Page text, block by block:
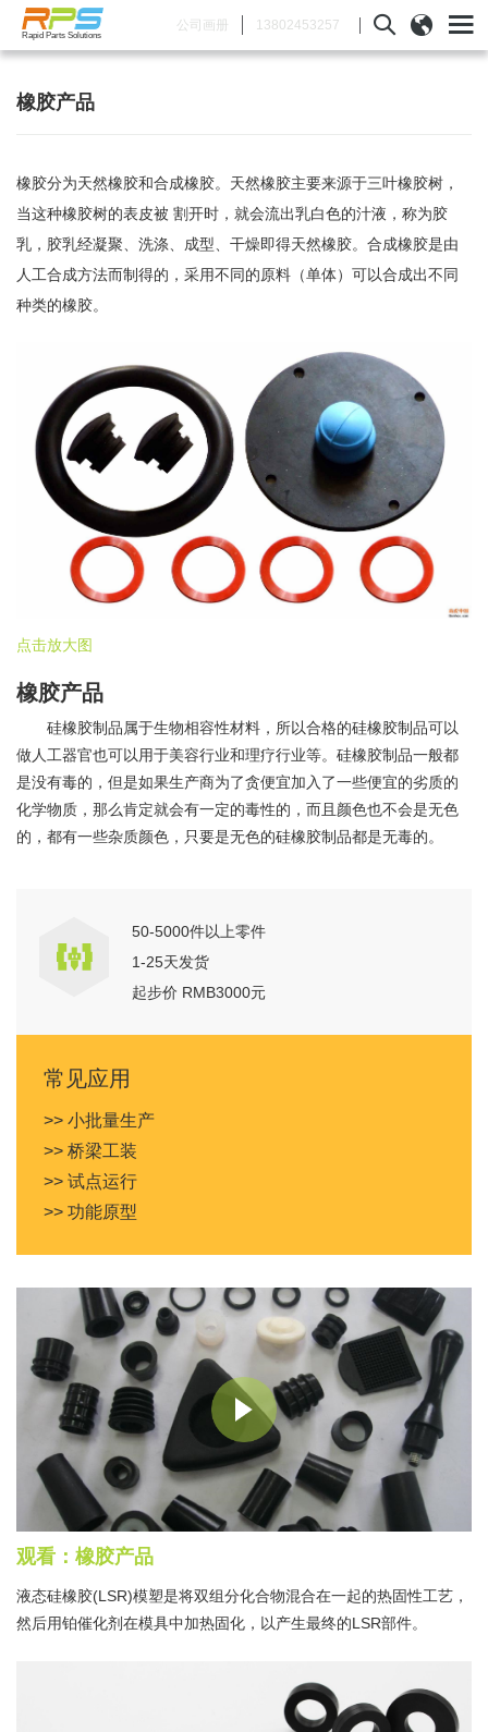
Rapid Parts Solutions
公司画册 13802453257
橡胶产品
橡胶分为天然橡胶和合成橡胶。天然橡胶主要来源于三叶橡胶树，
当这种橡胶树的表皮被 割开时，就会流出乳白色的汁液，称为胶
乳，胶乳经凝聚、洗涤、成型、干燥即得天然橡胶。合成橡胶是由
人工合成方法而制得的，采用不同的原料（单体）可以合成出不同
种类的橡胶。
点击放大图
橡胶产品
硅橡胶制品属于生物相容性材料，所以合格的硅橡胶制品可以
做人工器官也可以用于美容行业和理疗行业等。硅橡胶制品一般都
是没有毒的，但是如果生产商为了贪便宜加入了一些便宜的劣质的
化学物质，那么肯定就会有一定的毒性的，而且颜色也不会是无色
的，都有一些杂质颜色，只要是无色的硅橡胶制品都是无毒的。
50-5000件以上零件
1-25天发货
起步价 RMB3000元
常见应用
>> 小批量生产
>> 桥梁工装
>> 试点运行
>> 功能原型
观看：橡胶产品
液态硅橡胶(LSR)模塑是将双组分化合物混合在一起的热固性工艺，
然后用铂催化剂在模具中加热固化，以产生最终的LSR部件。